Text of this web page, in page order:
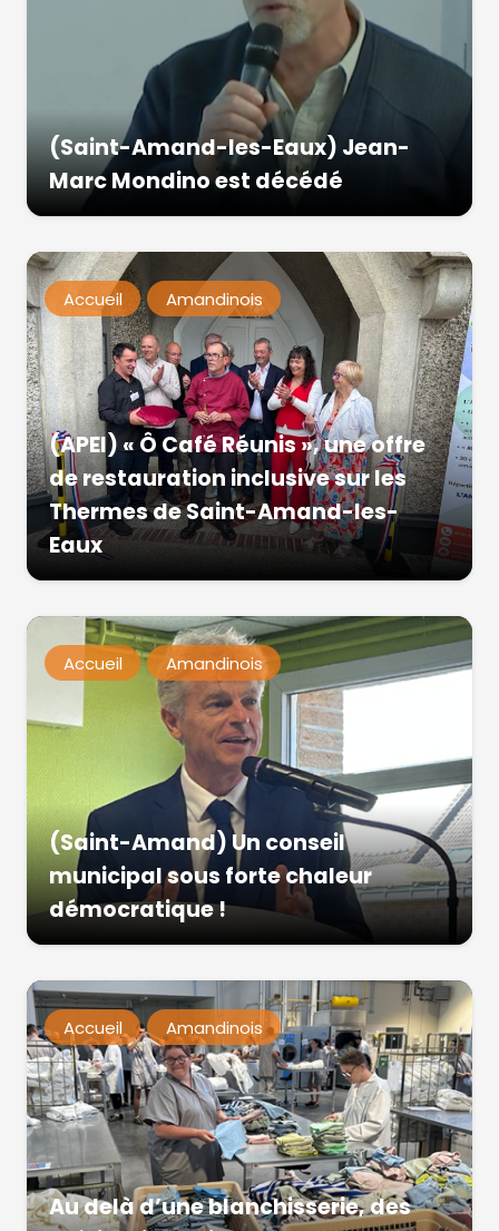
(Saint-Amand-les-Eaux) Jean-
Marc Mondino est décédé
Accueil Amandinois
(APEI) « Ô Café Réunis », une offre
de restauration inclusive sur les
Thermes de Saint-Amand-les-
Eaux
Accueil Amandinois
(Saint-Amand) Un conseil
municipal sous forte chaleur
démocratique !
Accueil Amandinois
Au delà d’une blanchisserie, des